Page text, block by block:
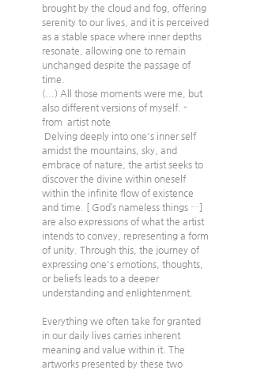
brought by the cloud and fog, offering
serenity to our lives, and it is perceived
as a stable space where inner depths
resonate, allowing one to remain
unchanged despite the passage of
time.
(...) All those moments were me, but
also different versions of myself. -
from  artist note
amidst the mountains, sky, and
embrace of nature, the artist seeks to
discover the divine within oneself
within the infinite flow of existence
and time. [ God’s nameless things …]
are also expressions of what the artist
intends to convey, representing a form
of unity. Through this, the journey of
expressing one's emotions, thoughts,
or beliefs leads to a deeper
understanding and enlightenment.
Everything we often take for granted
in our daily lives carries inherent
meaning and value within it. The
artworks presented by these two